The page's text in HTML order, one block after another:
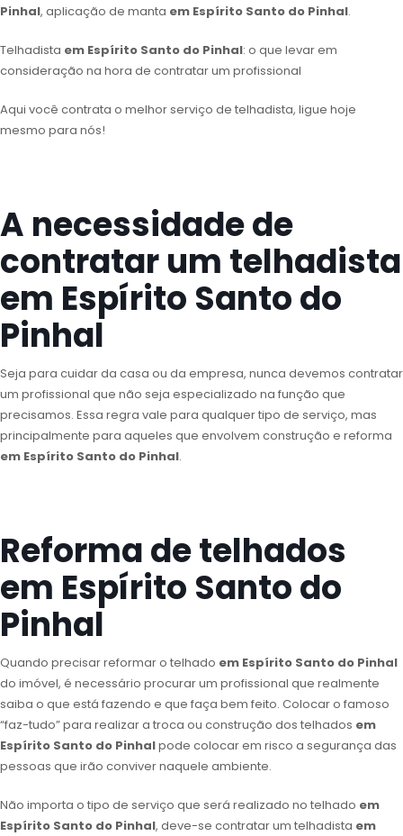
Pinhal, aplicação de manta em Espírito Santo do Pinhal.
Telhadista em Espírito Santo do Pinhal: o que levar em
consideração na hora de contratar um profissional
Aqui você contrata o melhor serviço de telhadista, ligue hoje
mesmo para nós!
A necessidade de
contratar um telhadista
em Espírito Santo do
Pinhal
Seja para cuidar da casa ou da empresa, nunca devemos contratar
um profissional que não seja especializado na função que
precisamos. Essa regra vale para qualquer tipo de serviço, mas
principalmente para aqueles que envolvem construção e reforma
em Espírito Santo do Pinhal.
Reforma de telhados
em Espírito Santo do
Pinhal
Quando precisar reformar o telhado em Espírito Santo do Pinhal
do imóvel, é necessário procurar um profissional que realmente
saiba o que está fazendo e que faça bem feito. Colocar o famoso
“faz-tudo” para realizar a troca ou construção dos telhados em
Espírito Santo do Pinhalpode colocar em risco a segurança das
pessoas que irão conviver naquele ambiente.
Não importa o tipo de serviço que será realizado no telhado em
Espírito Santo do Pinhal, deve-se contratar um telhadista em